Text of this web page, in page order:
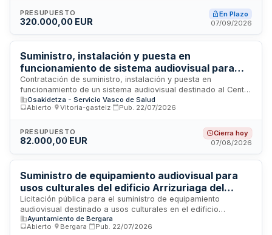
optimizar la disponibilidad de servicios en línea y reforzar los
mecanismos de seguridad perimetral de acceso remoto a
trata de un suministro con servicios técnicos de
implementación y configuración.
PRESUPUESTO
320.000,00 EUR
En Plazo
07/09/2026
Suministro, instalación y puesta en
funcionamiento de sistema audiovisual para
Centro de Simulación Médica del Hospital
Universitario Araba
Contratación de suministro, instalación y puesta en
funcionamiento de un sistema audiovisual destinado al Centro
de Simulación Médica del Hospital Universitario Araba,
dependiente de la Organización Sanitaria Integrada Araba. El
complementarios necesarios para la operatividad del
equipamiento audiovisual en el centro de formación médica.
Osakidetza - Servicio Vasco de Salud
Abierto
Vitoria-gasteiz Pub. 22/07/2026
PRESUPUESTO
82.000,00 EUR
Cierra hoy
07/08/2026
Suministro de equipamiento audiovisual para
usos culturales del edificio Arrizuriaga del
Ayuntamiento de Bergara
Licitación pública para el suministro de equipamiento
audiovisual destinado a usos culturales en el edificio
Arrizuriaga de Bergara. El Ayuntamiento de Bergara-Alcalde
convoca este procedimiento para adquirir los equipos y
Ayuntamiento de Bergara
Abierto
Bergara Pub. 22/07/2026